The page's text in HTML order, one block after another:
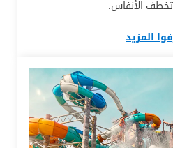
الأنفاس.
المزيد